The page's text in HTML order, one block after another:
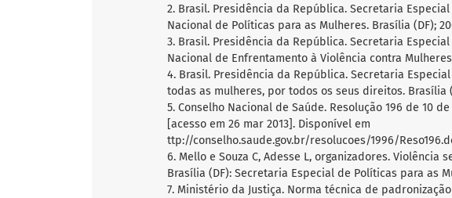
2. Brasil. Presidência da República. Secretaria
Nacional de Políticas para as Mulheres. Brasília (DF);
3. Brasil. Presidência da República. Secretaria
Nacional de Enfrentamento à Violência contra
4. Brasil. Presidência da República. Secretaria
todas as mulheres, por todos os seus direitos. Brasília
5. Conselho Nacional de Saúde. Resolução 196 de 10
[acesso em 26 mar 2013]. Disponível em
ttp://conselho.saude.gov.br/resolucoes/1996/
6. Mello e Souza C, Adesse L, organizadores. Violência
Brasília (DF): Secretaria Especial de Políticas para as
7. Ministério da Justiça. Norma técnica de